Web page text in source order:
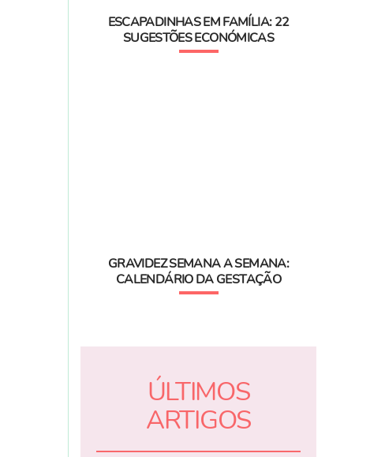
ESCAPADINHAS EM FAMÍLIA: 22
SUGESTÕES ECONÓMICAS
GRAVIDEZ SEMANA A SEMANA:
CALENDÁRIO DA GESTAÇÃO
ÚLTIMOS
ARTIGOS